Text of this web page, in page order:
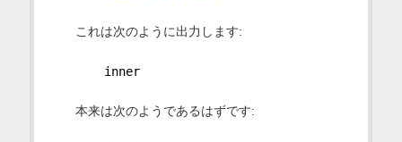
これは次のように出力します:
inner
本来は次のようであるはずです: